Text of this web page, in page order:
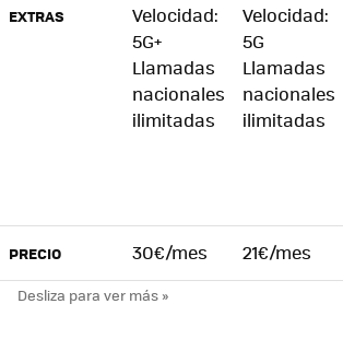
EXTRAS
Velocidad:
5G+
Llamadas
nacionales
ilimitadas
Velocidad:
5G
Llamadas
nacionales
ilimitadas
PRECIO 30€/mes 21€/mes